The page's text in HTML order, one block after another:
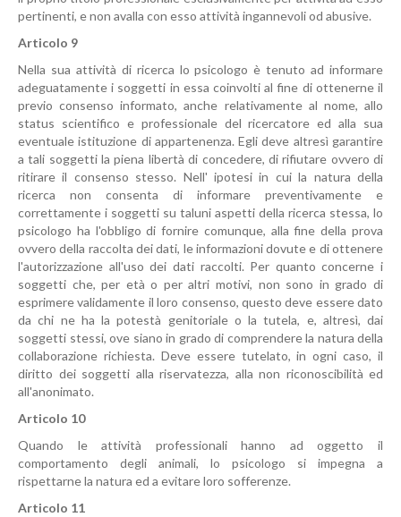
pertinenti, e non avalla con esso attività ingannevoli od abusive.
Articolo 9
Nella sua attività di ricerca lo psicologo è tenuto ad informare
adeguatamente i soggetti in essa coinvolti al fine di ottenerne il
previo consenso informato, anche relativamente al nome, allo
status scientifico e professionale del ricercatore ed alla sua
eventuale istituzione di appartenenza. Egli deve altresì garantire
a tali soggetti la piena libertà di concedere, di rifiutare ovvero di
ritirare il consenso stesso. Nell' ipotesi in cui la natura della
ricerca non consenta di informare preventivamente e
correttamente i soggetti su taluni aspetti della ricerca stessa, lo
psicologo ha l'obbligo di fornire comunque, alla fine della prova
ovvero della raccolta dei dati, le informazioni dovute e di ottenere
l'autorizzazione all'uso dei dati raccolti. Per quanto concerne i
soggetti che, per età o per altri motivi, non sono in grado di
esprimere validamente il loro consenso, questo deve essere dato
da chi ne ha la potestà genitoriale o la tutela, e, altresì, dai
soggetti stessi, ove siano in grado di comprendere la natura della
collaborazione richiesta. Deve essere tutelato, in ogni caso, il
diritto dei soggetti alla riservatezza, alla non riconoscibilità ed
all'anonimato.
Articolo 10
Quando le attività professionali hanno ad oggetto il
comportamento degli animali, lo psicologo si impegna a
rispettarne la natura ed a evitare loro sofferenze.
Articolo 11